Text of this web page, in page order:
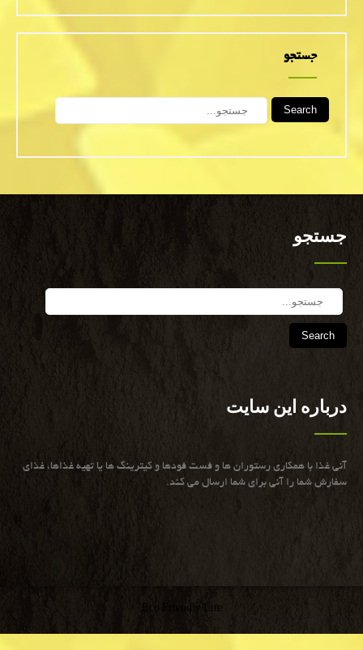
جستجو
Search
جستجو
درباره این سایت
آنی غذا با همكاری رستوران ها و فست فودها و كیترینگ ها یا تهیه غذاها، غذای
سفارش شما را آنی برای شما ارسال می كند.
Eco Friendly Lite